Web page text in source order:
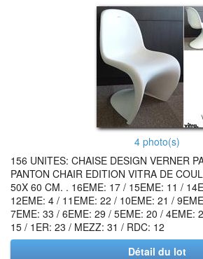
4 photo(s)
156 UNITES: CHAISE DESIGN VERNER
PANTON CHAIR EDITION VITRA DE
50X 60 CM. . 16EME: 17 / 15EME: 11 /
12EME: 4 / 11EME: 22 / 10EME: 21 /
7EME: 33 / 6EME: 29 / 5EME: 20 / 4EME:
15 / 1ER: 23 / MEZZ: 31 / RDC: 12
Détail du lot